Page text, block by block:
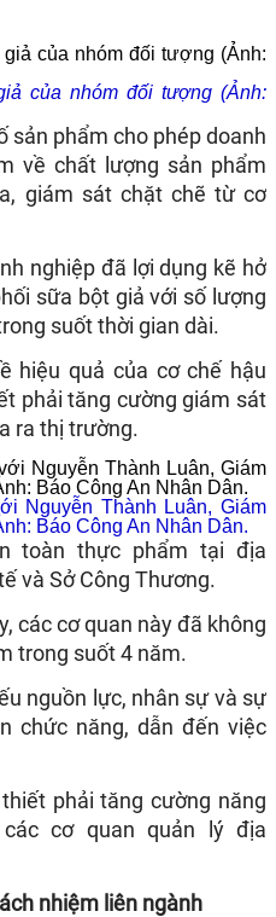
của nhóm đối tượng (Ảnh:
sản phẩm cho phép doanh
về chất lượng sản phẩm
giám sát chặt chẽ từ cơ
nghiệp đã lợi dụng kẽ hở
sữa bột giả với số lượng
suốt thời gian dài.
hiệu quả của cơ chế hậu
phải tăng cường giám sát
ra thị trường.​
Nguyễn Thành Luân, Giám
Báo Công An Nhân Dân.
toàn thực phẩm tại địa
và Sở Công Thương.
các cơ quan này đã không
trong suốt 4 năm.
nguồn lực, nhân sự và sự
chức năng, dẫn đến việc
phải tăng cường năng
cơ quan quản lý địa
nhiệm liên ngành